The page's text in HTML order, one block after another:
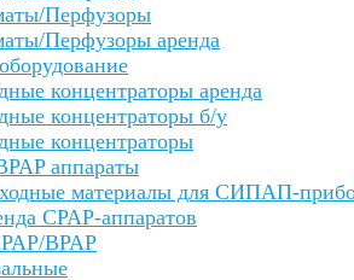
Перфузоры
Перфузоры аренда
концентраторы аренда
концентраторы б/у
концентраторы
аппараты
материалы для СИПАП-
CPAP-аппаратов
BPAP